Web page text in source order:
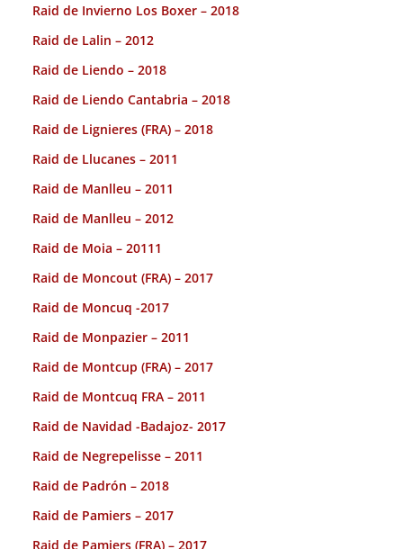
Raid de Invierno Los Boxer – 2018
Raid de Lalin – 2012
Raid de Liendo – 2018
Raid de Liendo Cantabria – 2018
Raid de Lignieres (FRA) – 2018
Raid de Llucanes – 2011
Raid de Manlleu – 2011
Raid de Manlleu – 2012
Raid de Moia – 20111
Raid de Moncout (FRA) – 2017
Raid de Moncuq -2017
Raid de Monpazier – 2011
Raid de Montcup (FRA) – 2017
Raid de Montcuq FRA – 2011
Raid de Navidad -Badajoz- 2017
Raid de Negrepelisse – 2011
Raid de Padrón – 2018
Raid de Pamiers – 2017
Raid de Pamiers (FRA) – 2017